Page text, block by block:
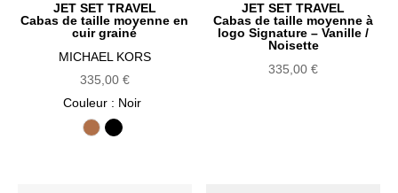
JET SET TRAVEL
Cabas de taille moyenne en
cuir grainé
MICHAEL KORS
335,00 €
Couleur : Noir
Luggage
Noir
JET SET TRAVEL
Cabas de taille moyenne à
logo Signature – Vanille /
Noisette
335,00€